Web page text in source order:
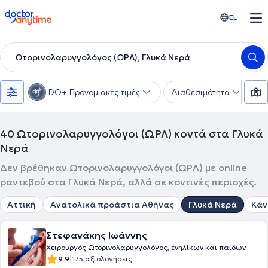
doctoranytime EL
Ωτορινολαρυγγολόγος (ΩΡΛ), Γλυκά Νερά
DO+ Προνομιακές τιμές Διαθεσιμότητα
40 Ωτορινολαρυγγολόγοι (ΩΡΛ) κοντά στα Γλυκά
Νερά
Δεν βρέθηκαν Ωτορινολαρυγγολόγοι (ΩΡΛ) με online
ραντεβού στα Γλυκά Νερά, αλλά σε κοντινές περιοχές.
Αττική Ανατολικά προάστια Αθήνας Γλυκά Νερά
Στεφανάκης Ιωάννης
Χειρουργός Ωτορινολαρυγγολόγος, ενηλίκων και παίδων
9.9|175 αξιολογήσεις